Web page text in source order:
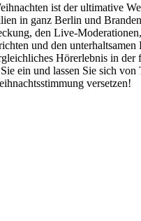
ist der ultimative
in ganz Berlin und
den Live-
und den unterhaltsamen
Hörerlebnis in der
Sie ein und lassen Sie sich
versetzen!